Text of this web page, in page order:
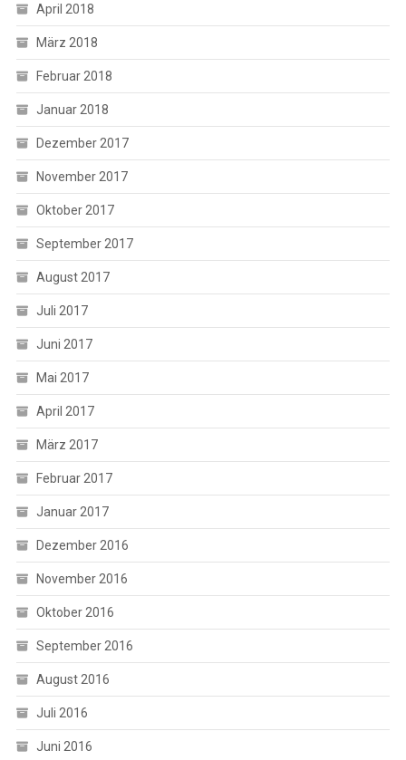
April 2018
März 2018
Februar 2018
Januar 2018
Dezember 2017
November 2017
Oktober 2017
September 2017
August 2017
Juli 2017
Juni 2017
Mai 2017
April 2017
März 2017
Februar 2017
Januar 2017
Dezember 2016
November 2016
Oktober 2016
September 2016
August 2016
Juli 2016
Juni 2016